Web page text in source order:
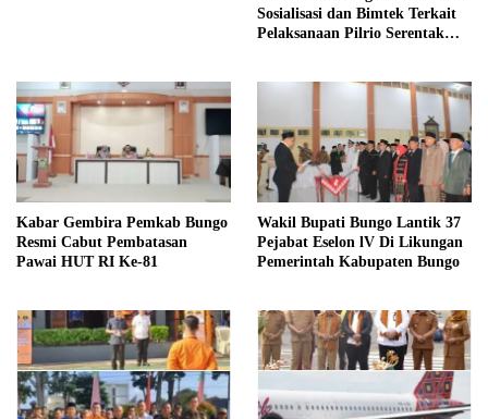
Sosialisasi dan Bimtek Terkait
Pelaksanaan Pilrio Serentak
Kabar Gembira Pemkab Bungo
Resmi Cabut Pembatasan
Pawai HUT RI Ke-81
Wakil Bupati Bungo Lantik 37
Pejabat Eselon lV Di Likungan
Pemerintah Kabupaten Bungo